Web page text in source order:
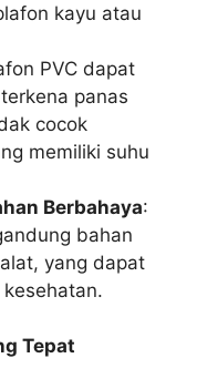
kayu atau
PVC dapat
panas
cocok
memiliki suhu
Berbahaya:
bahan
yang dapat
Tepat